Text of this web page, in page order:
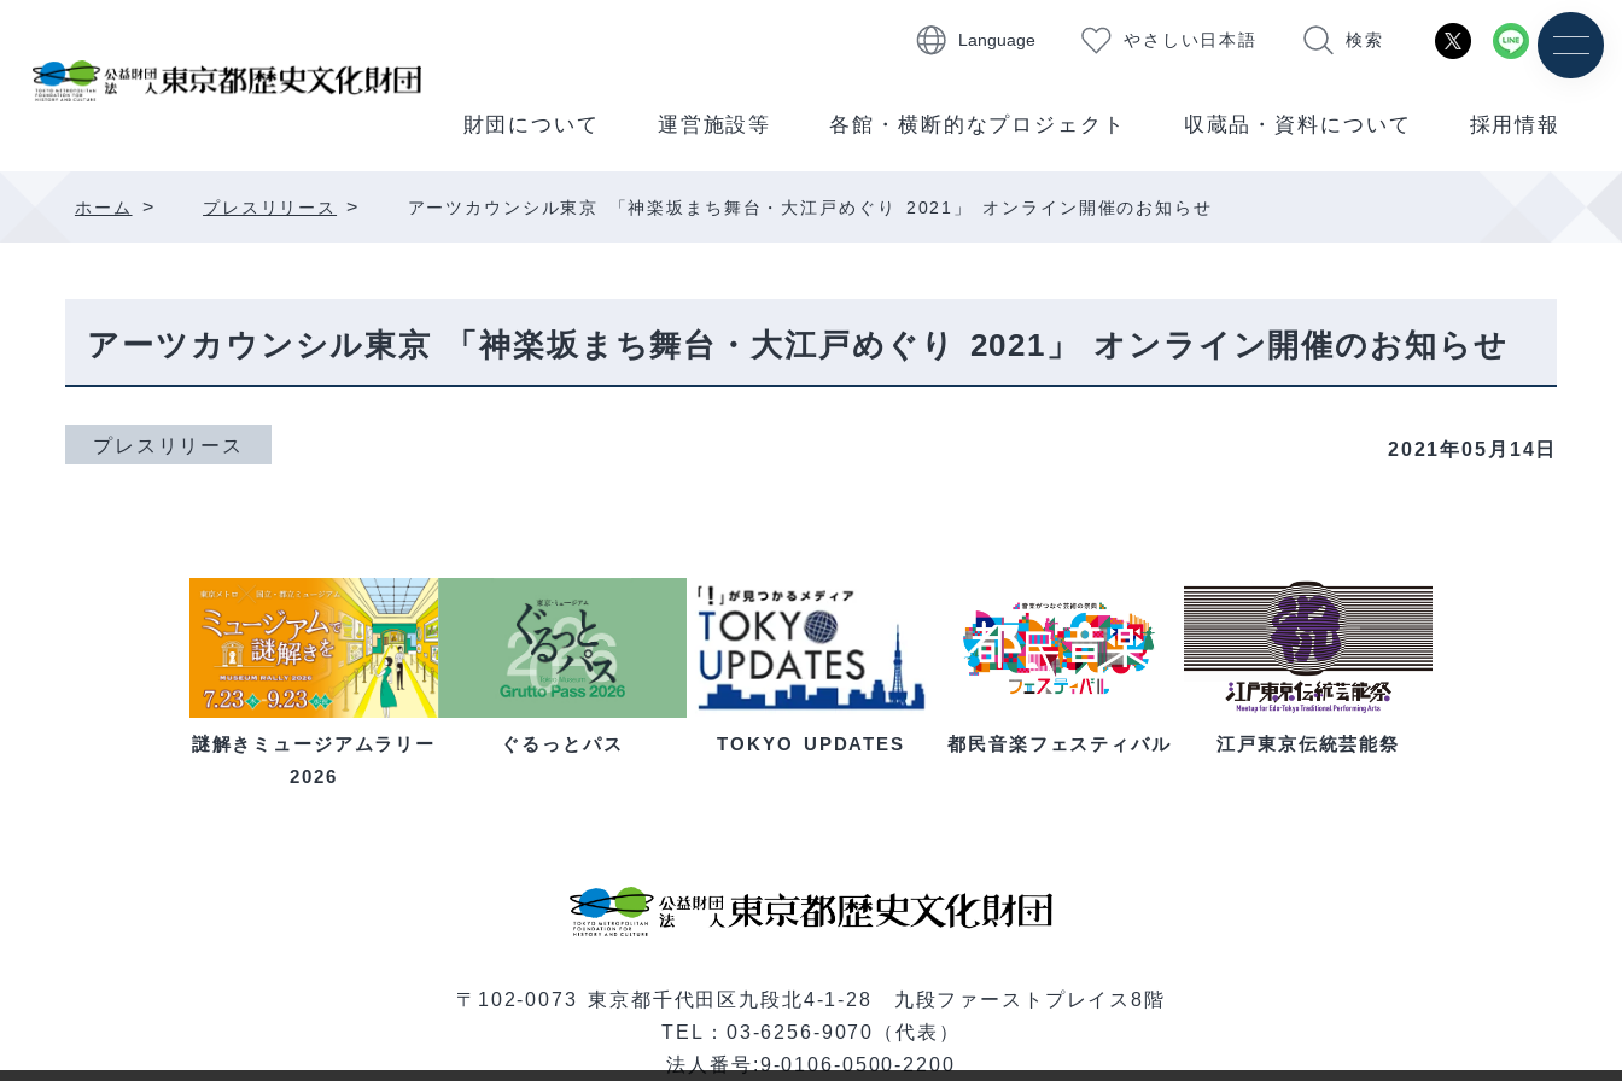
Language やさしい日本語 検索
財団について 運営施設等 各館・横断的なプロジェクト 収蔵品・資料について 採用情報
ホーム > プレスリリース > アーツカウンシル東京 「神楽坂まち舞台・大江戸めぐり 2021」 オンライン開催のお知らせ
アーツカウンシル東京 「神楽坂まち舞台・大江戸めぐり 2021」 オンライン開催のお知らせ
プレスリリース 2021年05月14日
謎解きミュージアムラリー
2026
ぐるっとパス TOKYO UPDATES 都民音楽フェスティバル 江戸東京伝統芸能祭
〒102-0073 東京都千代田区九段北4-1-28 九段ファーストプレイス8階
TEL：03-6256-9070（代表）
法人番号:9-0106-0500-2200